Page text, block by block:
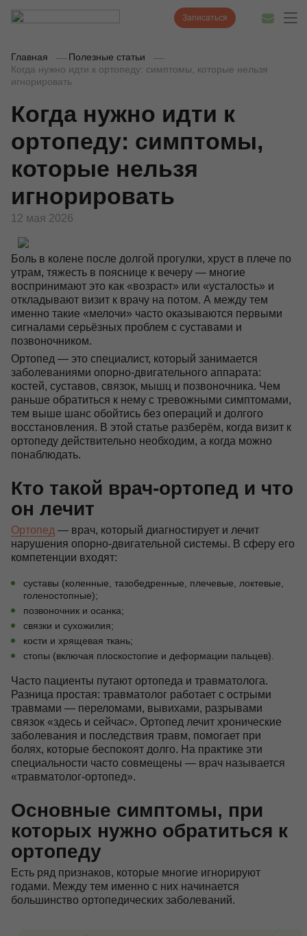
О нас
Наши клиники
Полезные статьи
Контакты
Оплата онлайн
info@zdorovie-klinika.ru
+7 (495) 628-22-05
Max
Записаться сейчас
Лечение
Наши врачи
Акции и скидки
Записаться
Главная
Полезные статьи
Когда нужно идти к ортопеду: симптомы, которые нельзя
игнорировать
Когда нужно идти к
ортопеду: симптомы,
которые нельзя
игнорировать
12 мая 2026
Боль в колене после долгой прогулки, хруст в плече по
утрам, тяжесть в пояснице к вечеру — многие
воспринимают это как «возраст» или «усталость» и
откладывают визит к врачу на потом. А между тем
именно такие «мелочи» часто оказываются первыми
сигналами серьёзных проблем с суставами и
позвоночником.
Ортопед — это специалист, который занимается
заболеваниями опорно-двигательного аппарата:
костей, суставов, связок, мышц и позвоночника. Чем
раньше обратиться к нему с тревожными симптомами,
тем выше шанс обойтись без операций и долгого
восстановления. В этой статье разберём, когда визит к
ортопеду действительно необходим, а когда можно
понаблюдать.
Кто такой врач-ортопед и что
он лечит
Ортопед — врач, который диагностирует и лечит
нарушения опорно-двигательной системы. В сферу его
компетенции входят:
суставы (коленные, тазобедренные, плечевые, локтевые,
голеностопные);
позвоночник и осанка;
связки и сухожилия;
кости и хрящевая ткань;
стопы (включая плоскостопие и деформации пальцев).
Часто пациенты путают ортопеда и травматолога.
Разница простая: травматолог работает с острыми
травмами — переломами, вывихами, разрывами
связок «здесь и сейчас». Ортопед лечит хронические
заболевания и последствия травм, помогает при
болях, которые беспокоят долго. На практике эти
специальности часто совмещены — врач называется
«травматолог-ортопед».
Основные симптомы, при
которых нужно обратиться к
ортопеду
Есть ряд признаков, которые многие игнорируют
годами. Между тем именно с них начинается
большинство ортопедических заболеваний.